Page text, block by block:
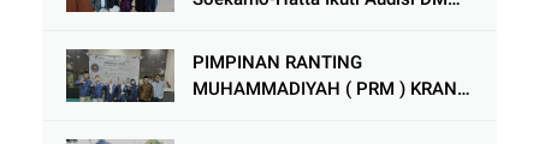
PIMPINAN RANTING
MUHAMMADIYAH ( PRM ) KRANJI